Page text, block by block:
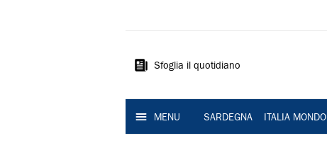
Sardegna
Sfoglia il quotidiano
MENU SARDEGNA ITALIA MONDO